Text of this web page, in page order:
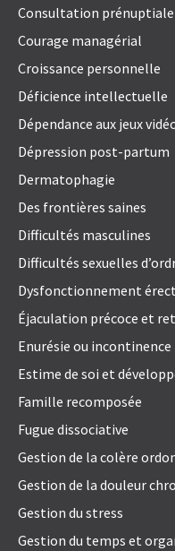
Consultation prénuptiale
Courage managérial
Croissance personnelle
Déficience intellectuelle
Dépendance aux jeux
Dépression post-partum
Dermatophagie
Des frontières saines
Difficultés masculines
Difficultés sexuelles
Dysfonctionnement
Éjaculation précoce et
Enurésie ou
Estime de soi et
Famille recomposée
Fugue dissociative
Gestion de la colère
Gestion de la douleur
Gestion du stress
Gestion du temps et